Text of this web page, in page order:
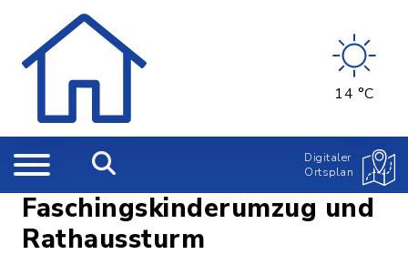
14 °C
Digitaler
Ortsplan
Faschingskinderumzug und
Rathaussturm